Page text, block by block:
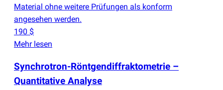
Material ohne weitere Prüfungen als konform
angesehen werden.
190 $
Mehr lesen
Synchrotron-Röntgendiffraktometrie –
Quantitative Analyse